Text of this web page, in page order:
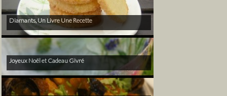
Diamants, Un Livre Une Recette
Joyeux Noël et Cadeau Givré